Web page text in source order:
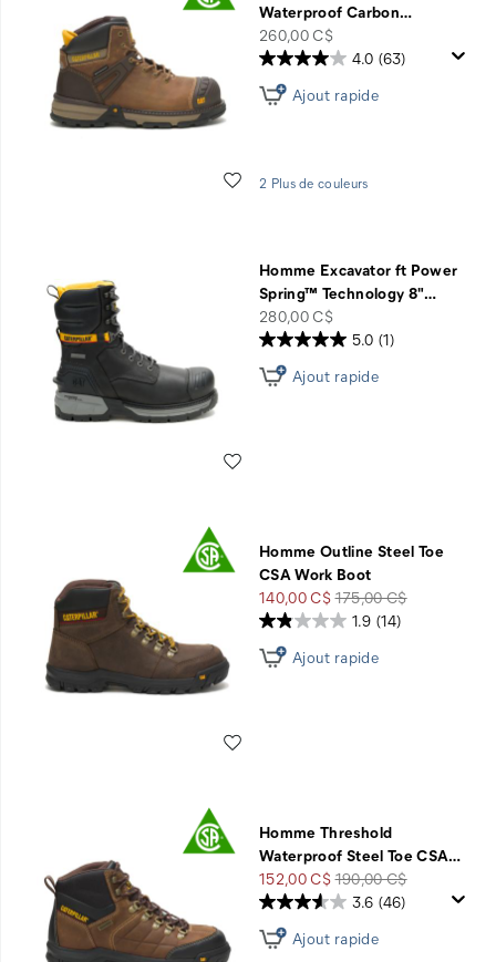
Waterproof Carbon…
price
260,00 C$
Liste de souhaits
4.0 (63)
Ajout rapide
2 Plus de couleurs
Homme Excavator ft Power
Spring™ Technology 8"…
price
280,00 C$
5.0 (1)
Ajout rapide
Homme Outline Steel Toe
CSA Work Boot
Prix
soldé
140,00 C$Prix
de
175,00 C$
1.9 (14)
Ajout rapide
Homme Threshold
Waterproof Steel Toe CSA…
Prix
soldé
152,00 C$Prix
de
190,00 C$
3.6 (46)
Ajout rapide